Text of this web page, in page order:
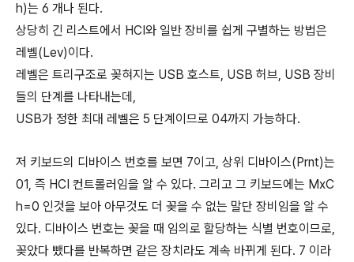
h)는 6 개나 된다.
상당히 긴 리스트에서 HCI와 일반 장비를 쉽게 구별하는 방법은
레벨(Lev)이다.
레벨은 트리구조로 꽂혀지는 USB 호스트, USB 허브, USB 장비
들의 단계를 나타내는데,
USB가 정한 최대 레벨은 5 단계이므로 04까지 가능하다.
저 키보드의 디바이스 번호를 보면 7이고, 상위 디바이스(Prnt)는
01, 즉 HCI 컨트롤러임을 알 수 있다. 그리고 그 키보드에는 MxC
h=0 인것을 보아 아무것도 더 꽂을 수 없는 말단 장비임을 알 수
있다. 디바이스 번호는 꽂을 때 임의로 할당하는 식별 번호이므로,
꽂았다 뺐다를 반복하면 같은 장치라도 계속 바뀌게 된다. 7 이라